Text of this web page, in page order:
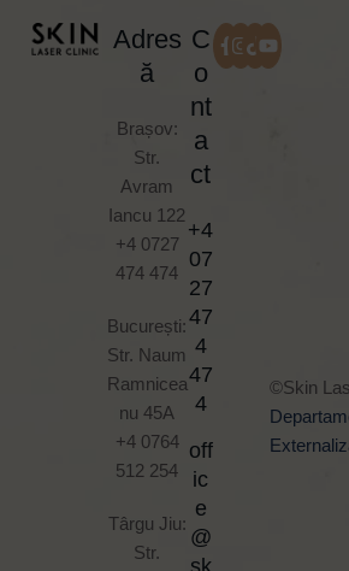
Adres
ă
Brașov:
Str.
Avram
Iancu 122
+4 0727
474 474
București:
Str. Naum
Ramnicea
nu 45A
+4 0764
512 254
Târgu Jiu:
Str.
C
o
nt
a
ct
+4
07
27
47
4
47
4
off
ic
e
@
©Skin